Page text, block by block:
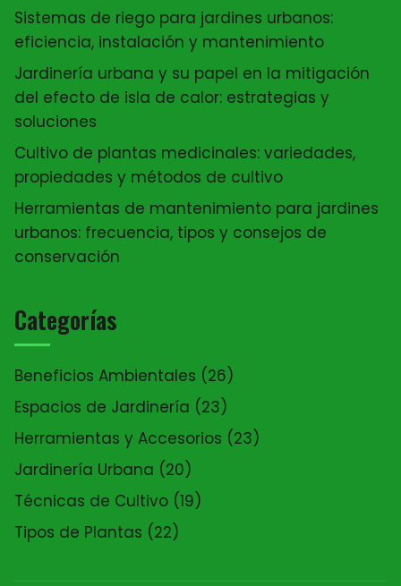
Sistemas de riego para jardines urbanos:
eficiencia, instalación y mantenimiento
Jardinería urbana y su papel en la mitigación
del efecto de isla de calor: estrategias y
soluciones
Cultivo de plantas medicinales: variedades,
propiedades y métodos de cultivo
Herramientas de mantenimiento para jardines
urbanos: frecuencia, tipos y consejos de
conservación
Categorías
Beneficios Ambientales (26)
Espacios de Jardinería (23)
Herramientas y Accesorios (23)
Jardinería Urbana (20)
Técnicas de Cultivo (19)
Tipos de Plantas (22)